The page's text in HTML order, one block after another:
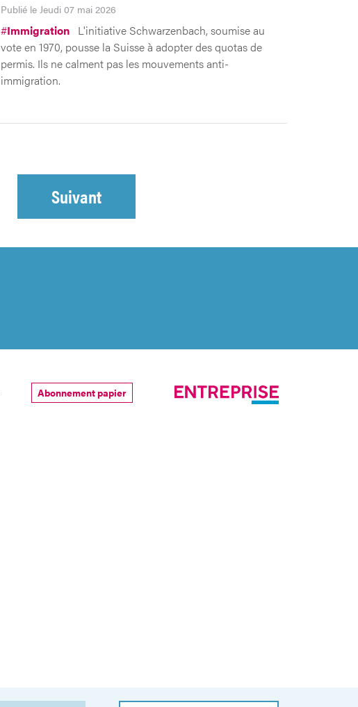
Publié le Jeudi 07 mai 2026
#Immigration L'initiative Schwarzenbach, soumise au
vote en 1970, pousse la Suisse à adopter des quotas de
permis. Ils ne calment pas les mouvements anti-
immigration.
Suivant
Abonnement papier